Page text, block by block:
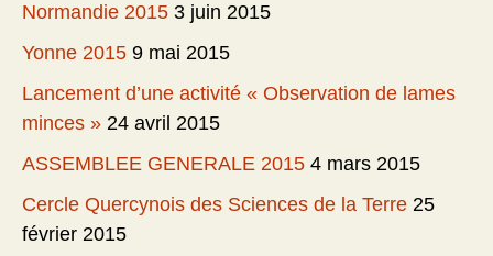
Normandie 2015 3 juin 2015
Yonne 2015 9 mai 2015
Lancement d’une activité « Observation de lames
minces » 24 avril 2015
ASSEMBLEE GENERALE 2015 4 mars 2015
Cercle Quercynois des Sciences de la Terre 25
février 2015